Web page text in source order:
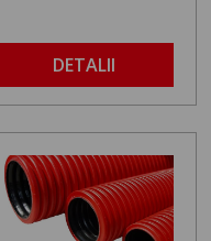
DETALII